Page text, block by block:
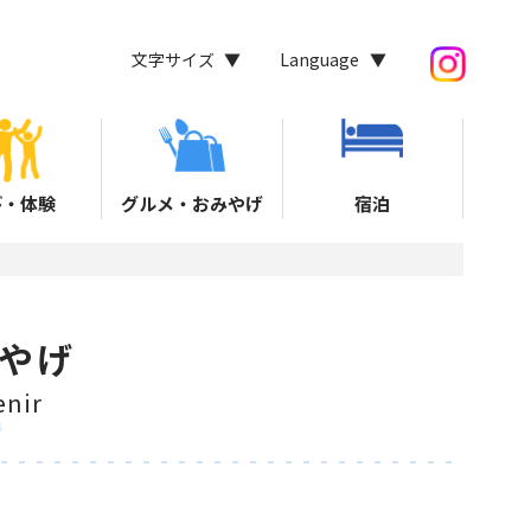
体験 グルメ・おみやげ 宿泊
文字サイズ Language
げ